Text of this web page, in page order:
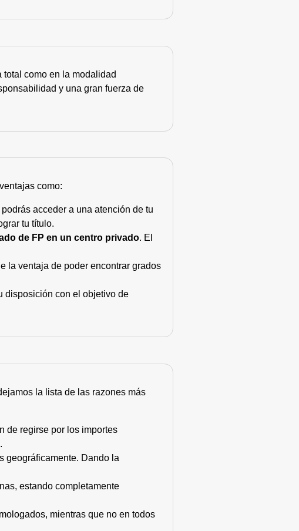
como en la modalidad
y una gran fuerza de
como:
podrás acceder a una atención de tu
tu título.
de FP en un centro privado. El
la ventaja de poder encontrar grados
disposición con el objetivo de
la lista de las razones más
de regirse por los importes
geográficamente. Dando la
estando completamente
mientras que no en todos